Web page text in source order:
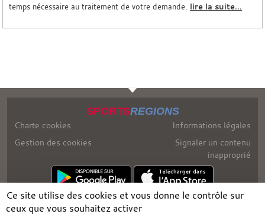
temps nécessaire au traitement de votre demande. lire la suite...
SPORTSREGIONS
Charte cookies
Gestion des cookies
Informations légales
Signaler un contenu
inapproprié
Ce site utilise des cookies et vous donne le contrôle sur
ceux que vous souhaitez activer